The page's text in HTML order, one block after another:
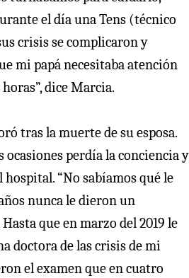
el día una Tens (técnico
crisis se complicaron y
mi papá necesitaba atención
dice Marcia.
tras la muerte de su esposa.
ocasiones perdía la conciencia y
“No sabíamos qué le
nunca le dieron un
que en marzo del 2019 le
doctora de las crisis de mi
el examen que en cuatro